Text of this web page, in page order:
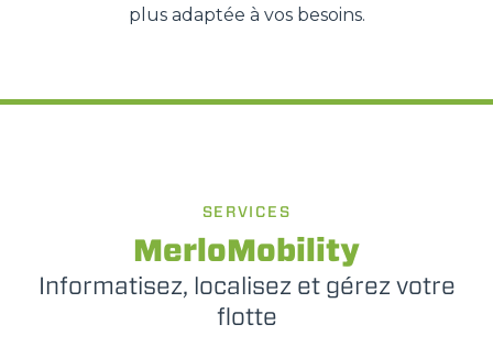
plus adaptée à vos besoins.
SERVICES
MerloMobility
Informatisez, localisez et gérez votre
flotte